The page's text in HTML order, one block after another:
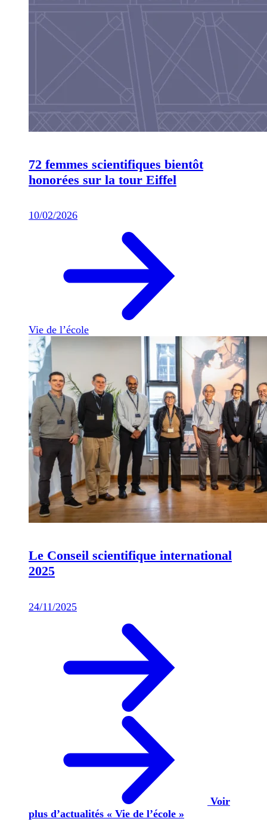
72 femmes scientifiques bientôt
honorées sur la tour Eiffel
10/02/2026
Vie de l’école
Le Conseil scientifique international
2025
24/11/2025
Voir
plus d’actualités « Vie de l’école »